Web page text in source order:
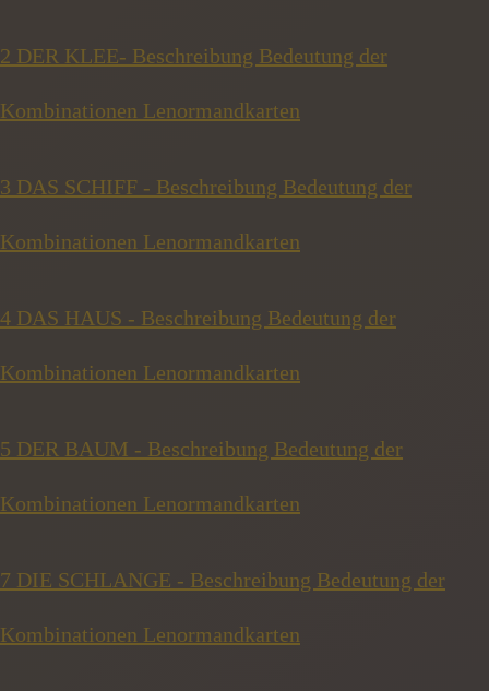
2 DER KLEE- Beschreibung Bedeutung der
Kombinationen Lenormandkarten
3 DAS SCHIFF - Beschreibung Bedeutung der
Kombinationen Lenormandkarten
4 DAS HAUS - Beschreibung Bedeutung der
Kombinationen Lenormandkarten
5 DER BAUM - Beschreibung Bedeutung der
Kombinationen Lenormandkarten
7 DIE SCHLANGE - Beschreibung Bedeutung der
Kombinationen Lenormandkarten